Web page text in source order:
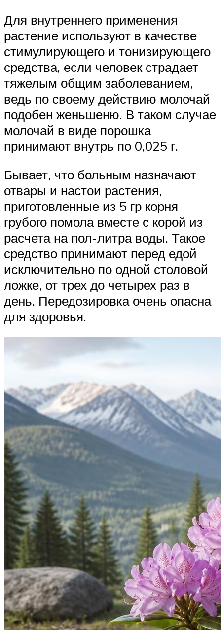
Для внутреннего применения
растение используют в качестве
стимулирующего и тонизирующего
средства, если человек страдает
тяжелым общим заболеванием,
ведь по своему действию молочай
подобен женьшеню. В таком случае
молочай в виде порошка
принимают внутрь по 0,025 г.
Бывает, что больным назначают
отвары и настои растения,
приготовленные из 5 гр корня
грубого помола вместе с корой из
расчета на пол-литра воды. Такое
средство принимают перед едой
исключительно по одной столовой
ложке, от трех до четырех раз в
день. Передозировка очень опасна
для здоровья.